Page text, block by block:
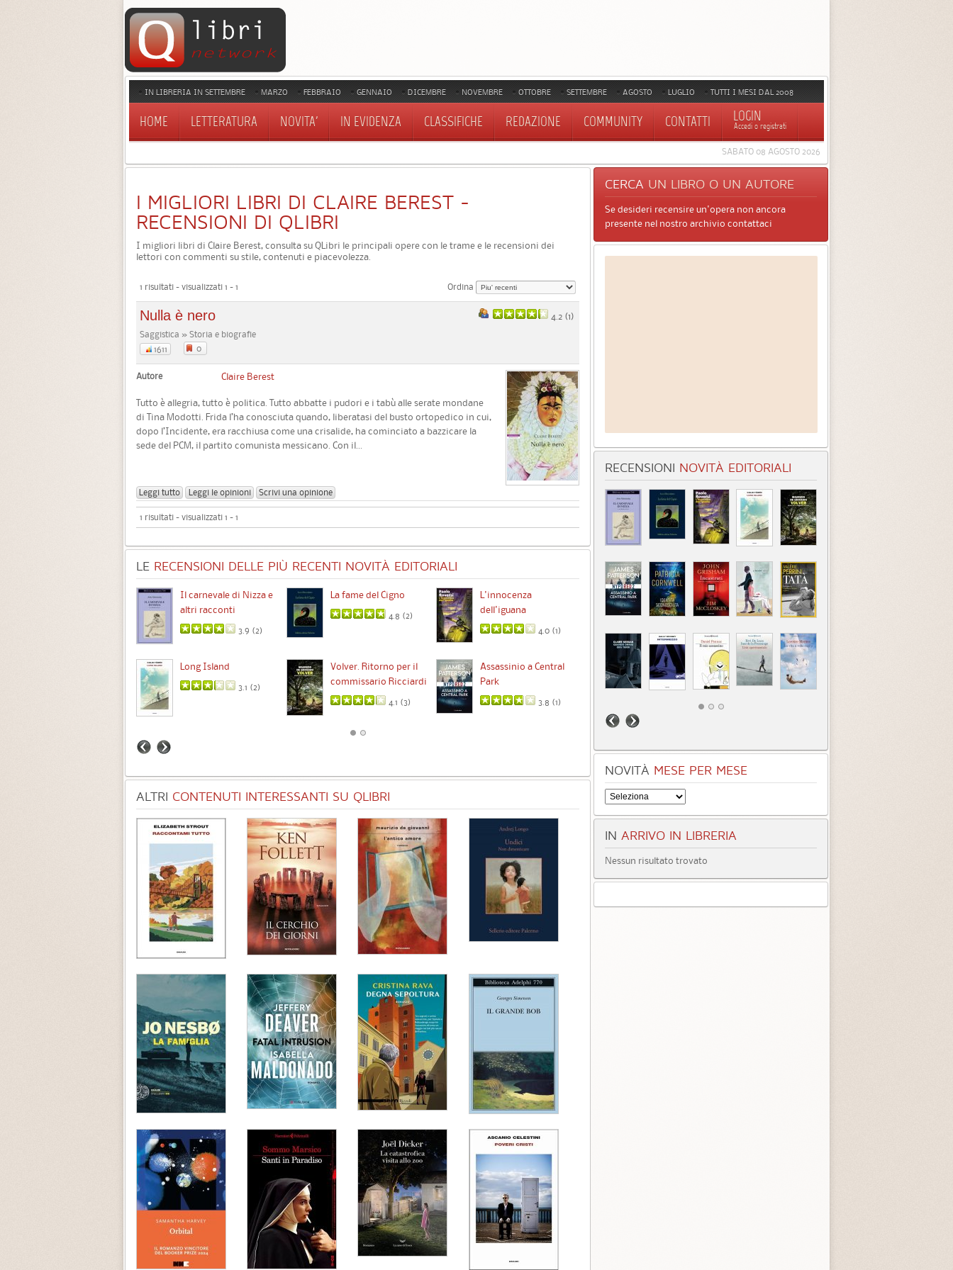
IN LIBRERIA IN SETTEMBRE MARZO FEBBRAIO GENNAIO DICEMBRE NOVEMBRE OTTOBRE SETTEMBRE AGOSTO LUGLIO TUTTI I MESI DAL 2008
HOME LETTERATURA NOVITA' IN EVIDENZA CLASSIFICHE REDAZIONE COMMUNITY CONTATTI LOGIN
Accedi o registrati
SABATO 08 AGOSTO 2026
I MIGLIORI LIBRI DI CLAIRE BEREST -
RECENSIONI DI QLIBRI
I migliori libri di Claire Berest, consulta su QLibri le principali opere con le trame e le recensioni dei
lettori con commenti su stile, contenuti e piacevolezza.
1 risultati - visualizzati 1 - 1 Ordina
4.2 (1)
Nulla è nero
Saggistica » Storia e biografie
1611
0
Autore Claire Berest
Tutto è allegria, tutto è politica. Tutto abbatte i pudori e i tabù alle serate mondane
di Tina Modotti. Frida l’ha conosciuta quando, liberatasi del busto ortopedico in cui,
dopo l’Incidente, era racchiusa come una crisalide, ha cominciato a bazzicare la
sede del PCM, il partito comunista messicano. Con il...
Leggi tutto Leggi le opinioni Scrivi una opinione
1 risultati - visualizzati 1 - 1
LE RECENSIONI DELLE PIÙ RECENTI NOVITÀ EDITORIALI
Il carnevale di Nizza e
altri racconti
3.9 (2)
La fame del Cigno
4.8 (2)
L'innocenza
dell'iguana
4.0 (1)
Long Island
3.1 (2)
Volver. Ritorno per il
commissario Ricciardi
4.1 (3)
Assassinio a Central
Park
3.8 (1)
Identità sconosciuta
3.3 (1)
Incastrati
Tatà
)
Quando ormai era
tardi
ALTRI CONTENUTI INTERESSANTI SU QLIBRI
CERCA UN LIBRO O UN AUTORE
Se desideri recensire un'opera non ancora
presente nel nostro archivio contattaci
RECENSIONI NOVITÀ EDITORIALI
NOVITÀ MESE PER MESE
IN ARRIVO IN LIBRERIA
Nessun risultato trovato